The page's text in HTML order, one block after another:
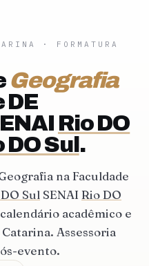
· FORMATURA
Geografia
DE
Rio DO
DO Sul .
na Faculdade
Sul SENAI Rio DO
acadêmico e
Assessoria
evento.